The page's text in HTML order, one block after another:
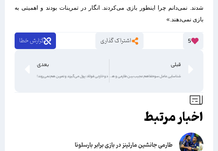
شدند. نمی‌دانم چرا اینطور بازی می‌کردند. انگار در تمرینات بودند و اهمیتی به
بازی نمی‌دهند.»
5 اشتراک گذاری گزارش خطا
قبلی
شناسایی عامل سوءتفاهم عجیب بین طارمی و هواداران!
بعدی
دو خارجی فولاد: پول می‌گیرند و تمرین هم نمی‌روند!
اخبار مرتبط
طارمی جانشین مارتینز در بازی برابر بارسلونا